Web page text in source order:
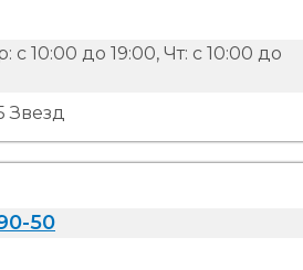
с 10:00 до 19:00, Чт: с 10:00 до
50